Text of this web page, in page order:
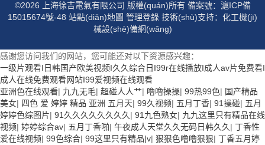
©2026 上海徐吉電氣有限公司 版權(quán)所有 備案號：滬ICP備
15015674號-48 站點(diǎn)地圖 管理登錄 技術(shù)支持： 化工機(jī)
械設(shè)備網(wǎng)
感谢您访问我们的网站，您可能还对以下资源感兴趣：
一级片观看I日韩国产欧美视频I久久综合日I99r在线播放I成人av片免费看I
成人在线免费观看网站I99爱视频在线观看
亚洲色在线观看| 九九无毛| 超碰人人艹| 噜噜操操| 99热99色| 国产精品
美女| 四色 爱 婷婷 精品 亚洲 五月天| 99久视频| 五月丁香| 91操碰| 五月
婷婷色综图片| 91久久久久久久久久 | 91九色熟女| 九九这里只有精品在线
视频| 婷婷综合av| 五月丁香啪| 午夜成人天堂久久无码日韩久久 | 丁香性
爱在线视频| 99色综合| 99这里只有精品|v| 狠狠色噜噜狠狠| 丁香五月婷